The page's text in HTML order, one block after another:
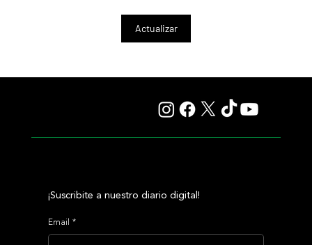
Colour Vision va por la vuelta al triunfo, en La Plata
Actualizar
¡Suscribite a nuestro diario digital!
Email *